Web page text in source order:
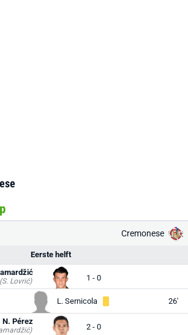
Cremonese
Eerste helft
(S. Lovrić) 1 - 0
L. Sernicola 26'
N. Pérez
2 - 0